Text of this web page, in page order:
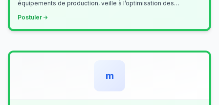
équipements de production, veille à l’optimisation des
Postuler
m